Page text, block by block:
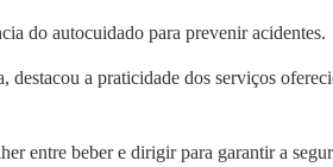
do autocuidado para prevenir acidentes.
destacou a praticidade dos serviços
entre beber e dirigir para garantir a